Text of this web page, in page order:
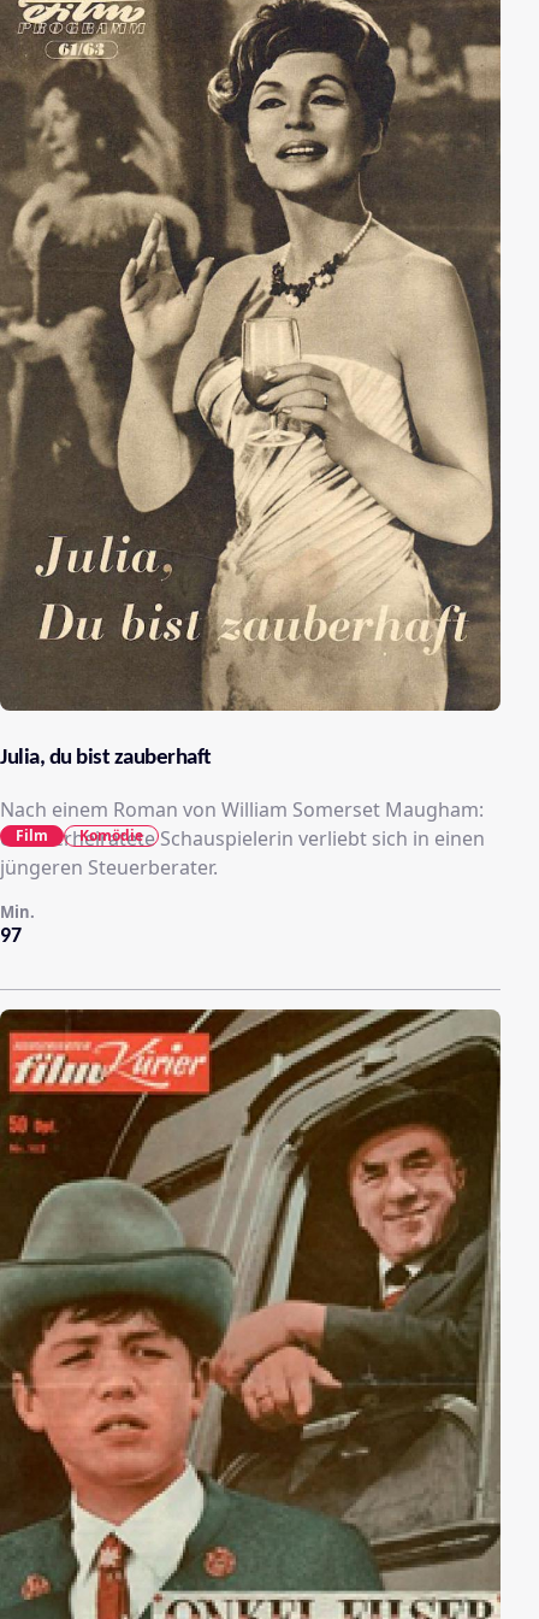
Julia, du bist zauberhaft
Nach einem Roman von William Somerset Maugham:
eine verheiratete Schauspielerin verliebt sich in einen
jüngeren Steuerberater.
97
Min.
Film Komödie